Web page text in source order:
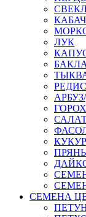
ЛУК
РЕДИС
ГОРОХ
СЕМЕНА